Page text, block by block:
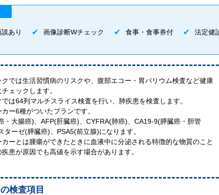
あり 画像診断Wチェック 食事・食事券付 法定健
では生活習慣病のリスクや、腹部エコー・胃バリウム検査など健康
ェックします。
は64列マルチスライス検査を行い、肺疾患を検査します。
ー6種がついたプランです。
・大腸癌)、AFP(肝臓癌)、CYFRA(肺癌)、CA19-9(膵臓癌・胆管
ターゼ(膵臓癌)、PSA5(前立腺)になります。
ーとは腫瘍ができたときに血液中に分泌される特徴的な物質のこと
疾患が原因でも高値を示す場合があります。
検査項目